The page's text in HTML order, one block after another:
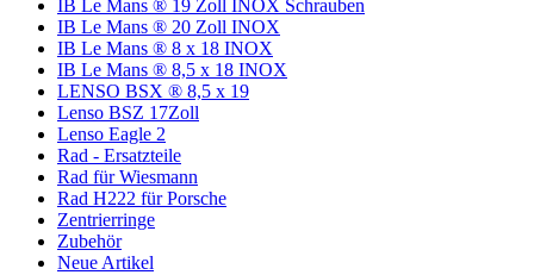
IB Le Mans ® 19 Zoll INOX Schrauben
IB Le Mans ® 20 Zoll INOX
IB Le Mans ® 8 x 18 INOX
IB Le Mans ® 8,5 x 18 INOX
LENSO BSX ® 8,5 x 19
Lenso BSZ 17Zoll
Lenso Eagle 2
Rad - Ersatzteile
Rad für Wiesmann
Rad H222 für Porsche
Zentrierringe
Zubehör
Neue Artikel